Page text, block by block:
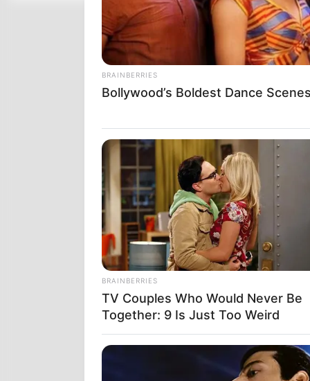
BRAINBERRIES
Bollywood’s Boldest Dance
BRAINBERRIES
TV Couples Who Would Never Be
Together: 9 Is Just Too Weird